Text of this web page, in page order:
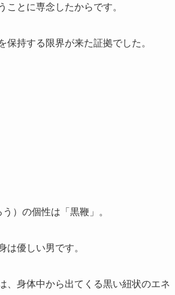
とに専念したからです。
持する限界が来た証拠でした。
）の個性は「黒鞭」。
は優しい男です。
、身体中から出てくる黒い紐状のエネ